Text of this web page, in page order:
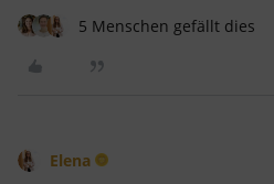
5 Menschen gefällt dies
Elena